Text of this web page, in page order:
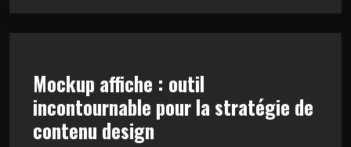
Mockup affiche : outil
incontournable pour la stratégie de
contenu design